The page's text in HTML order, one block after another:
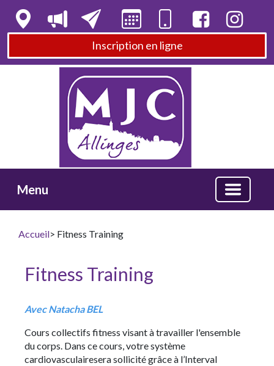
Inscription en ligne
Menu
Accueil> Fitness Training
Fitness Training
Avec Natacha BEL
Cours collectifs fitness visant à travailler l'ensemble
du corps. Dans ce cours, votre système
cardiovasculairesera sollicité grâce à l’Interval